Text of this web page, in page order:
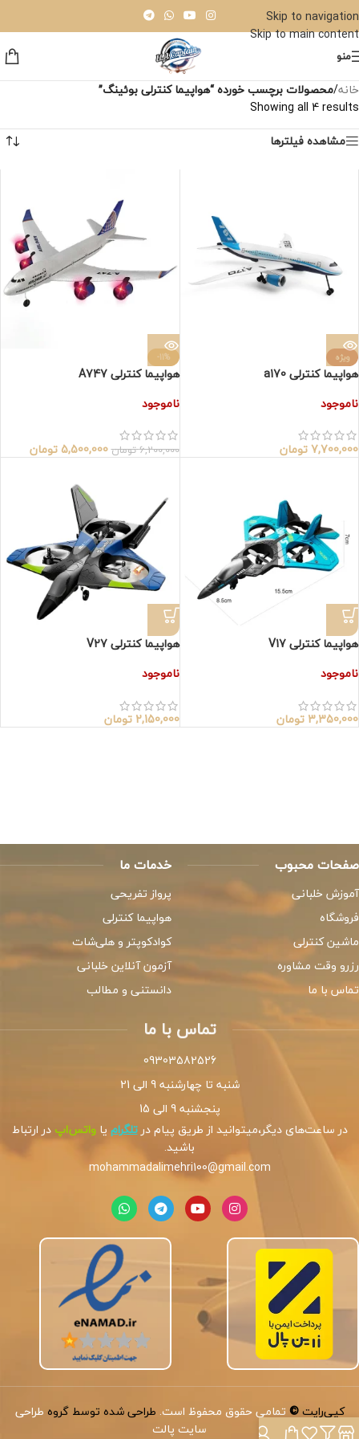
Skip to navigation
Skip to main content
منو
خانه/محصولات برچسب خورده “هواپیما کنترلی بوئینگ”
Showing all 4 results
مشاهده فیلترها
ویژه
هواپیما کنترلی a170
ناموجود
7,700,000تومان
-11%
هواپیما کنترلی A747
ناموجود
6,200,000تومان5,500,000 تومان
هواپیما کنترلی V17
ناموجود
3,350,000 تومان
هواپیما کنترلی V27
ناموجود
2,150,000 تومان
صفحات محبوب
آموزش خلبانی
فروشگاه
ماشین کنترلی
رزرو وقت مشاوره
تماس با ما
خدمات ما
پرواز تفریحی
هواپیما کنترلی
کوادکوپتر و هلی‌شات
آزمون آنلاین خلبانی
دانستنی و مطالب
تماس با ما
09303582526
شنبه تا چهارشنبه 9 الی 21
پنجشنبه 9 الی 15
در ساعت‌های دیگر،میتوانید از طریق پیام درتلگرام یاواتس‌اپدر ارتباط
باشید.
mohammadalimehri100@gmail.com
کپی‌رایت© تمامی حقوق محفوظ است. طراحی شده توسط گروه طراحی
سایت پالت